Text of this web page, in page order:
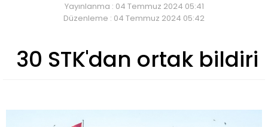
Yayınlanma : 04 Temmuz 2024 05:41
Düzenleme : 04 Temmuz 2024 05:42
30 STK'dan ortak bildiri